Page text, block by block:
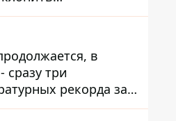
ракеты
в
сразу три
рекорда за